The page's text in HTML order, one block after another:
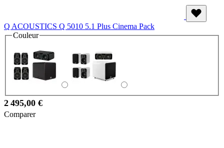
Q ACOUSTICS Q 5010 5.1 Plus Cinema Pack
Couleur
2 495,00 €
Comparer